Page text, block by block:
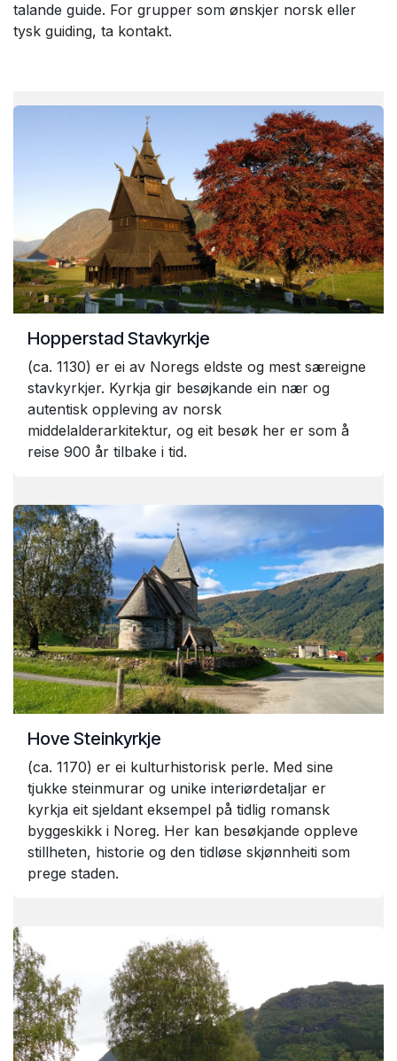
talande guide. For grupper som ønskjer norsk eller
tysk guiding, ta kontakt.
Hopperstad Stavkyrkje
(ca. 1130) er ei av Noregs eldste og mest særeigne
stavkyrkjer. Kyrkja gir besøjkande ein nær og
autentisk oppleving av norsk
middelalderarkitektur, og eit besøk her er som å
reise 900 år tilbake i tid.
Hove Steinkyrkje
(ca. 1170) er ei kulturhistorisk perle. Med sine
tjukke steinmurar og unike interiørdetaljar er
kyrkja eit sjeldant eksempel på tidlig romansk
byggeskikk i Noreg. Her kan besøkjande oppleve
stillheten, historie og den tidløse skjønnheiti som
prege staden.